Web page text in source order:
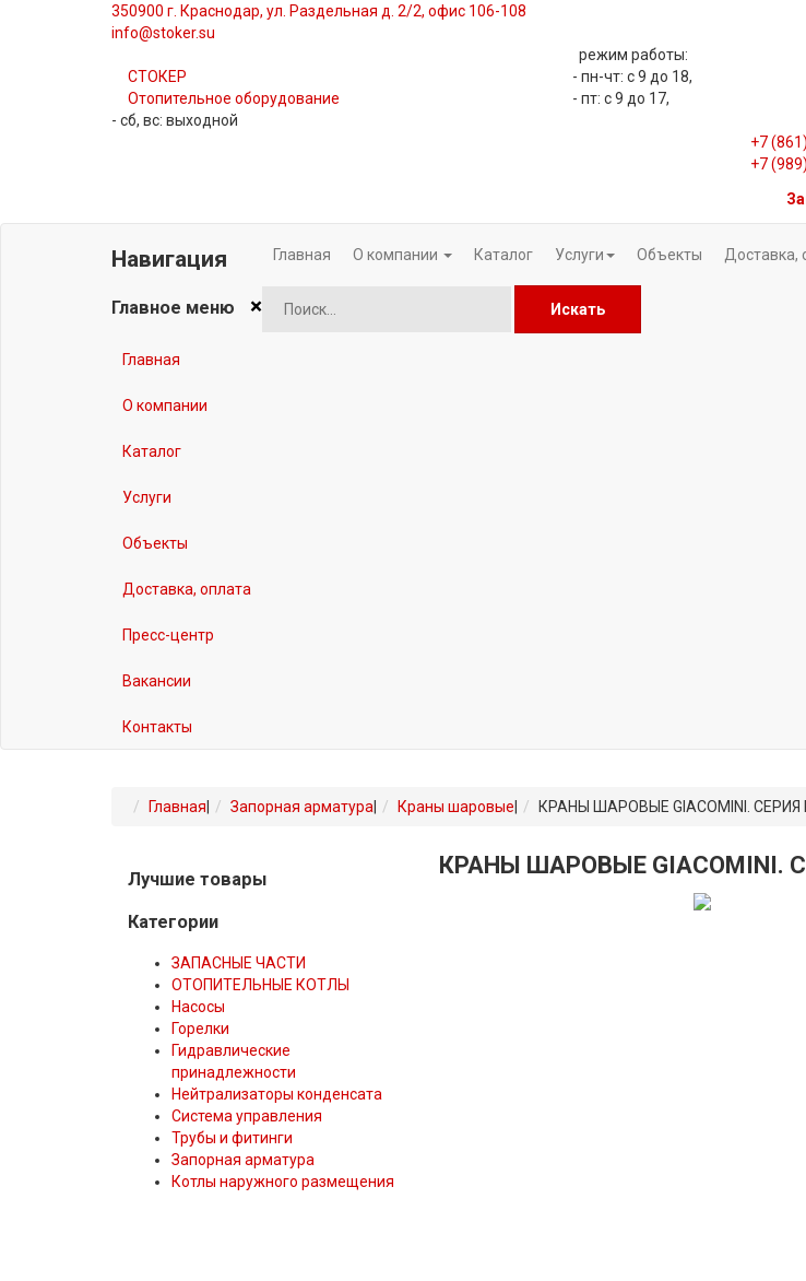
350900 г. Краснодар, ул. Раздельная д. 2/2, офис 106-108
info@stoker.su
СТОКЕР
Отопительное оборудование
режим работы:
- пн-чт: с 9 до 18,
- пт: с 9 до 17,
- сб, вс: выходной
+7
+7
Навигация
×
Главное меню
Главная
О компании
Каталог
Услуги
Объекты
Доставка, оплата
Пресс-центр
Вакансии
Контакты
Главная О компании Каталог Услуги Объекты Доставка,
Искать
Главная Запорная арматура Краны шаровые КРАНЫ ШАРОВЫЕ GIACOMINI. СЕРИЯ
КРАНЫ ШАРОВЫЕ GIACOMINI.
Лучшие товары
Категории
ЗАПАСНЫЕ ЧАСТИ
ОТОПИТЕЛЬНЫЕ КОТЛЫ
Насосы
Горелки
Гидравлические
принадлежности
Нейтрализаторы конденсата
Система управления
Трубы и фитинги
Запорная арматура
Котлы наружного размещения